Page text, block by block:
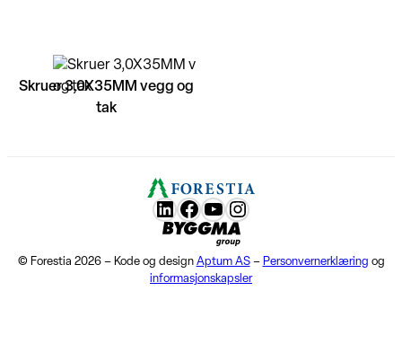
Skruer 3,0X35MM vegg og
tak
LunkedIn
Facebook
YouTube
Instagram
Byggma group
© Forestia 2026 – Kode og design Aptum AS– Personvernerklæring og
informasjonskapsler